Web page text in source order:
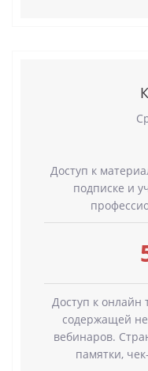
Доступ к
подписке и
Доступ к онлайн
содержащей
вебинаров.
памятки,